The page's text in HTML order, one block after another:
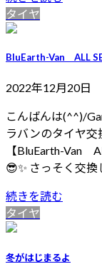
タイヤ
BluEarth-Van ALL
2022年12月20日
こんばんは(^^)/
ラバンのタイヤ交
【BluEarth-Van
😎✨ さっそく交
続きを読む
タイヤ
冬がはじまるよ